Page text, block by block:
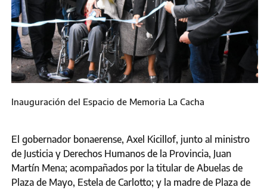
Inauguración del Espacio de Memoria La Cacha
El gobernador bonaerense, Axel Kicillof, junto al ministro
de Justicia y Derechos Humanos de la Provincia, Juan
Martín Mena; acompañados por la titular de Abuelas de
Plaza de Mayo, Estela de Carlotto; y la madre de Plaza de